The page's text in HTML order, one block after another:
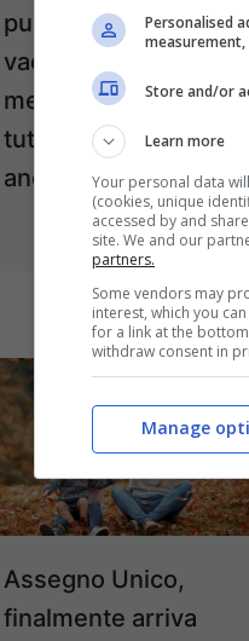
puoi andare in
vacanza in queste
mete europee:
tutto compreso,
anche volo e hotel
10 Ottobre 2025
Assegno Unico,
finalmente arriva
Personalised
measurement,
Store and/or
Learn more
Your personal data
(cookies, unique
accessed by and
site. We and our
partners.
Some vendors may
interest, which you
for a link at the
withdraw consent in
Manage